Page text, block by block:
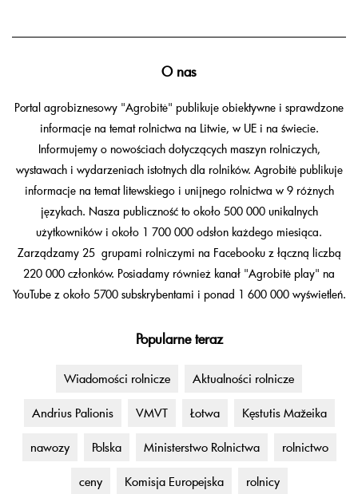
O nas
Portal agrobiznesowy "Agrobitė" publikuje obiektywne i sprawdzone
informacje na temat rolnictwa na Litwie, w UE i na świecie.
Informujemy o nowościach dotyczących maszyn rolniczych,
wystawach i wydarzeniach istotnych dla rolników. Agrobitė publikuje
informacje na temat litewskiego i unijnego rolnictwa w 9 różnych
językach. Nasza publiczność to około 500 000 unikalnych
użytkowników i około 1 700 000 odsłon każdego miesiąca.
Zarządzamy 25 grupami rolniczymi na Facebooku z łączną liczbą
220 000 członków. Posiadamy również kanał "Agrobitė play" na
YouTube z około 5700 subskrybentami i ponad 1 600 000 wyświetleń.
Popularne teraz
Wiadomości rolnicze Aktualności rolnicze
Andrius Palionis VMVT Łotwa Kęstutis Mažeika
nawozy Polska Ministerstwo Rolnictwa rolnictwo
ceny Komisja Europejska rolnicy